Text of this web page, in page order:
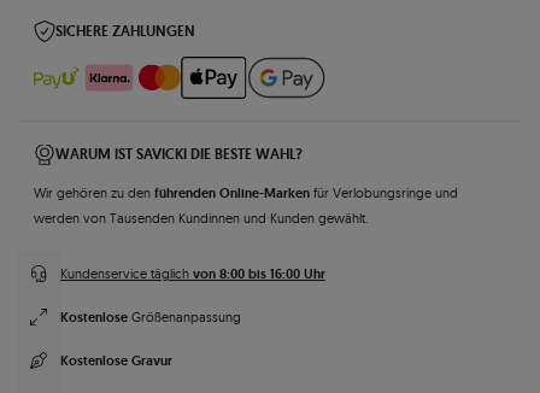
SICHERE ZAHLUNGEN
WARUM IST SAVICKI DIE BESTE WAHL?
Wir gehören zu den führenden Online-Marken für Verlobungsringe und
werden von Tausenden Kundinnen und Kunden gewählt.
Kundenservice täglich von 8:00 bis 16:00 Uhr
Kostenlose Größenanpassung
Kostenlose Gravur